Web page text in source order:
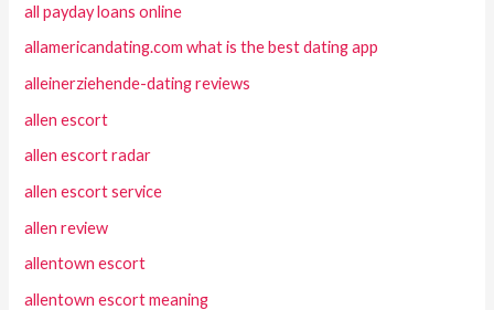
all payday loans online
allamericandating.com what is the best dating app
alleinerziehende-dating reviews
allen escort
allen escort radar
allen escort service
allen review
allentown escort
allentown escort meaning